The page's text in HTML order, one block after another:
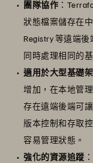
團隊協作 ：
狀態檔案儲存在
Registry 等遠端後
同時處理相同的
適用於大型基礎
增加，在本地管
存在遠端後端可
版本控制和存取
容易管理狀態。
強化的資源追蹤